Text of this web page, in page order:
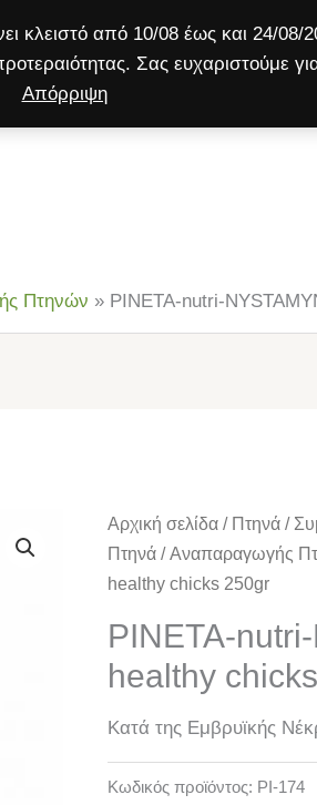
από 10/08 έως και 24/08/
Σας ευχαριστούμε
Απόρριψη
Μικρό ζώο
Πτηνών » PINETA-nutri-
Αρχική σελίδα/ Πτηνά/
Πτηνά/Αναπαραγωγής
healthy chicks 250gr
PINETA-
healthy
Κατά της Εμβρυϊκής
Κωδικός προϊόντος: PI-174
PINETA-
nutri-
NYSTAMYN
chicks
250gr